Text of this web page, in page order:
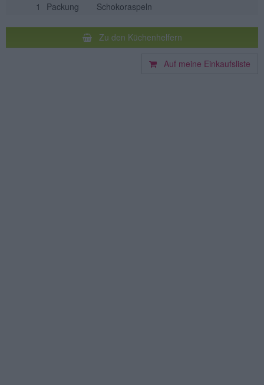
1
Packung Schokoraspeln
Zu den Küchenhelfern
Auf meine Einkaufsliste